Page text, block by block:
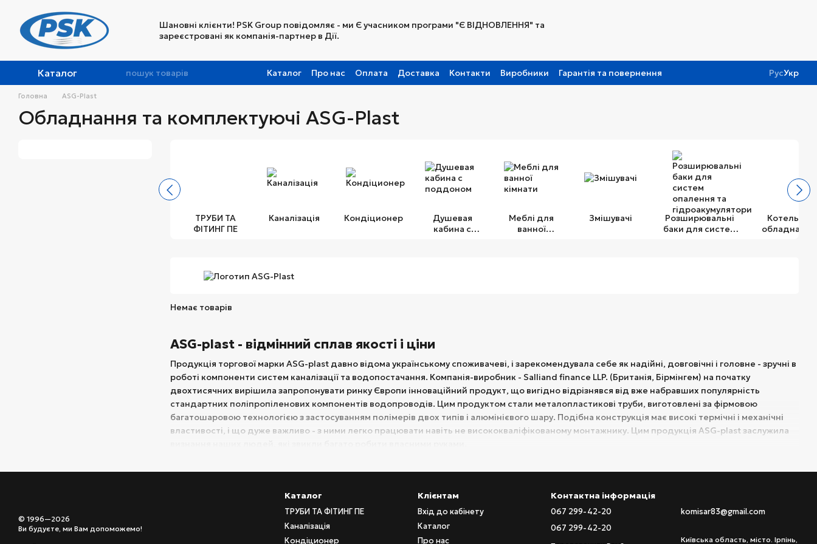
Шановні клієнти! PSK Group повідомляє - ми Є учасником програми "Є ВІДНОВЛЕННЯ" та
зареєстровані як компанія-партнер в Дії.
Каталог Каталог Про нас Оплата Доставка Контакти Виробники
Гарантія та повернення
Партнерська програма
РусУкр
Головна ASG-Plast
Обладнання та комплектуючі ASG-Plast
ТРУБИ ТА
ФІТИНГ ПЕ
Каналізація Кондіционер
Душевая
кабина с
Меблі для
ванної
Змішувачі
Розширювальні
баки для систем
Котельне
обладнання
ASG-plast - відмінний сплав якості і ціни
Продукція торгової марки ASG-plast давно відома українському споживачеві, і зарекомендувала себе як надійні, довговічні і головне - зручні в
роботі компоненти систем каналізації та водопостачання. Компанія-виробник - Salliand finance LLP. (Британія, Бірмінгем) на початку
двохтисячних вирішила запропонувати ринку Європи інноваційний продукт, що вигідно відрізнявся від вже набравших популярність
стандартних поліпропіленових компонентів водопроводів. Цим продуктом стали металопластикові труби, виготовлені за фірмовою
багатошаровою технологією з застосуванням полімерів двох типів і алюмінієвого шару. Подібна конструкція має високі термічні і механічні
властивості, і що дуже важливо - з ними легко працювати навіть не висококваліфікованому монтажнику. Цим продукція ASG-plast заслужила
поповнилася компонентами для створення внутрішньої каналізації.
Каналізаційні компоненти ASG-plast
Торгова марка ASG-plast пропонує повний асортимент сучасних елементів внутрішньої каналізації для приватного і багатоквартирного
будівництва. Виготовляються з поліпропілену, мають стандартне розтрубне з'єднання з використанням ущільнювачів. Для зручності роботи
Немає товарів
© 1996—2026
Ви будуєте, ми Вам допоможемо!
Каталог
ТРУБИ ТА ФІТИНГ ПЕ
Каналізація
Кондіционер
Клієнтам
Вхід до кабінету
Каталог
Про нас
Контактна інформація
067 299-42-20
067 299-42-20
komisar83@gmail.com
Київська область, місто. Ірпінь,